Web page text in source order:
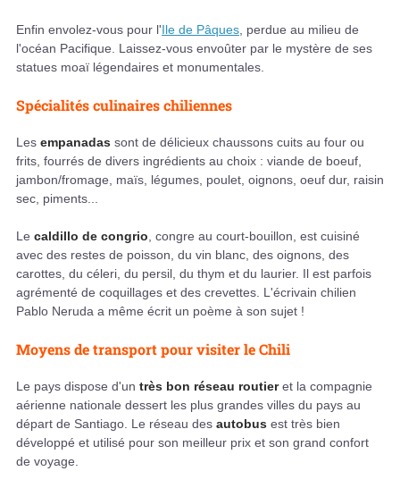
Enfin envolez-vous pour l'Ile de Pâques , perdue au milieu de
l'océan Pacifique. Laissez-vous envoûter par le mystère de ses
statues moaï légendaires et monumentales.
Spécialités culinaires chiliennes
Les empanadas sont de délicieux chaussons cuits au four ou
frits, fourrés de divers ingrédients au choix : viande de boeuf,
jambon/fromage, maïs, légumes, poulet, oignons, oeuf dur, raisin
sec, piments...
Le caldillo de congrio , congre au court-bouillon, est cuisiné
avec des restes de poisson, du vin blanc, des oignons, des
carottes, du céleri, du persil, du thym et du laurier. Il est parfois
agrémenté de coquillages et des crevettes. L'écrivain chilien
Pablo Neruda a même écrit un poème à son sujet !
Moyens de transport pour visiter le Chili
Le pays dispose d'un très bon réseau routieret la compagnie
aérienne nationale dessert les plus grandes villes du pays au
départ de Santiago. Le réseau des autobus est très bien
développé et utilisé pour son meilleur prix et son grand confort
de voyage.